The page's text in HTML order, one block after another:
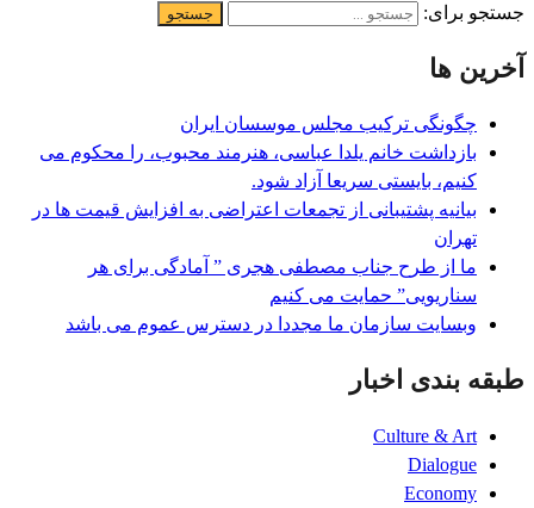
جستجو برای:
آخرین ها
چگونگی ترکیب مجلس موسسان ایران
بازداشت خانم یلدا عباسی، هنرمند محبوب، را محکوم می
کنیم، بایستی سریعا آزاد شود.
بیانیه پشتیبانی از تجمعات اعتراضی به افزایش قیمت ها در
تھران
ما از طرح جناب مصطفی هجری ” آمادگی برای هر
سناریویی” حمایت می کنیم
وبسایت سازمان ما مجددا در دسترس عموم می باشد
طبقه بندی اخبار
Culture & Art
Dialogue
Economy